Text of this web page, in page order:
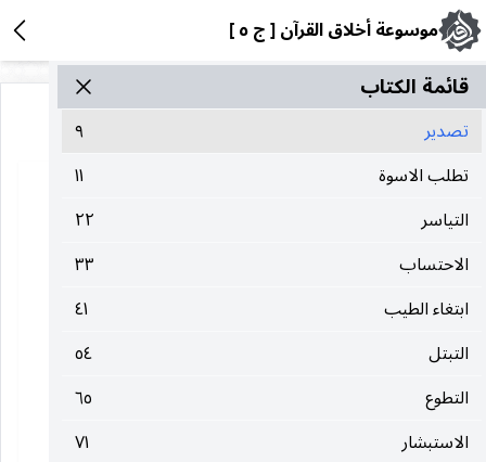
موسوعة أخلاق القرآن [ ج ٥ ]
قائمة الکتاب
تصدير
٩
تطلب الاسوة
١١
التياسر
٢٢
الاحتساب
٣٣
ابتغاء الطيب
٤١
التبتل
٥٤
التطوع
٦٥
الاستبشار
٧١